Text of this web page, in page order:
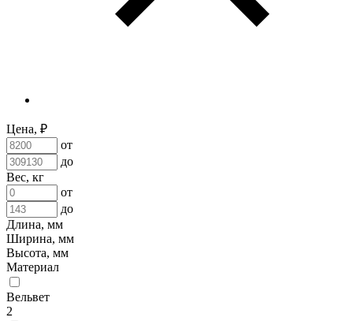
Цена, ₽
от
до
Вес, кг
от
до
Длина, мм
Ширина, мм
Высота, мм
Материал
Вельвет
2